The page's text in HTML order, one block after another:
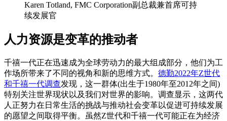
Karen Totland, FMC Corporation副总裁兼首席可持
续发展官
人力资源是变革的推动者
千禧一代正在迅速成为全球劳动力的最大组成部分，他们为工
作场所带来了不同的视角和新的思维方式。 德勤2022年Z世代
和千禧一代调查发现，这一群体(出生于1980年至2012年之间)
特别关注世界现状以及我们对世界的影响。调查显示，这两代
人正努力在日常生活的挑战与推动社会变革以促进可持续发展
的愿望之间取得平衡。虽然Z世代和千禧一代可能正在为经济